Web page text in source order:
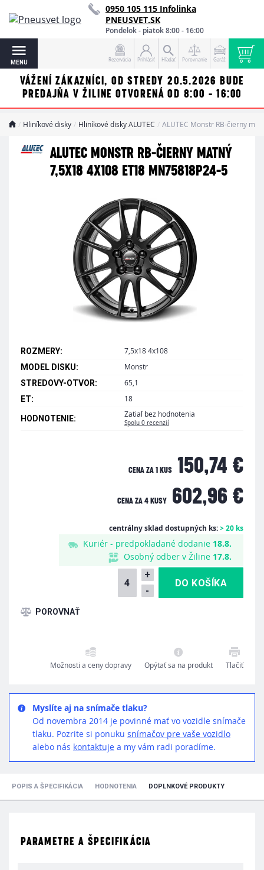
0950 105 115 Infolinka
PNEUSVET.SK
Pondelok - piatok 8:00 - 16:00
MENU Rezervácia Prihlásiť Hľadať Porovnanie Garáž
VÁŽENÍ ZÁKAZNÍCI, OD STREDY 20.5.2026 BUDE
PREDAJŇA V ŽILINE OTVORENÁ OD 8:00 - 16:00
Hliníkové disky Hliníkové disky ALUTEC ALUTEC Monstr RB-čierny
ALUTEC MONSTR RB-ČIERNY MATNÝ
7,5X18 4X108 ET18 MN75818P24-5
ROZMERY: 7,5x18 4x108
MODEL DISKU: Monstr
STREDOVY-OTVOR: 65,1
ET: 18
HODNOTENIE: Zatiaľ bez hodnotenia
Spolu 0 recenzií
CENA ZA 1 KUS 150,74 €
CENA ZA 4 KUSY 602,96 €
centrálny sklad dostupných ks:> 20 ks
Kuriér - predpokladané dodanie 18.8.
Osobný odber v Žiline 17.8.
+
-
Možnosti a ceny dopravy Opýtať sa na produkt Tlačiť
Myslíte aj na snímače tlaku?
Od novembra 2014 je povinné mať vo vozidle snímače
tlaku. Pozrite si ponuku snímačov pre vaše vozidlo
alebo nás kontaktuje a my vám radi poradíme.
POPIS A ŠPECIFIKÁCIA HODNOTENIA DOPLNKOVÉ PRODUKTY
PARAMETRE A ŠPECIFIKÁCIA